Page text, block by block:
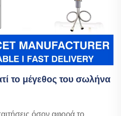
το μέγεθος του σωλήνα
όσον αφορά το